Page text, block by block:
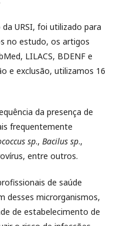
URSI, foi utilizado para
no estudo, os artigos
LILACS, BDENF e
e exclusão, utilizamos 16
da presença de
frequentemente
sp., Bacilus sp.,
entre outros.
de saúde
desses microrganismos,
de estabelecimento de